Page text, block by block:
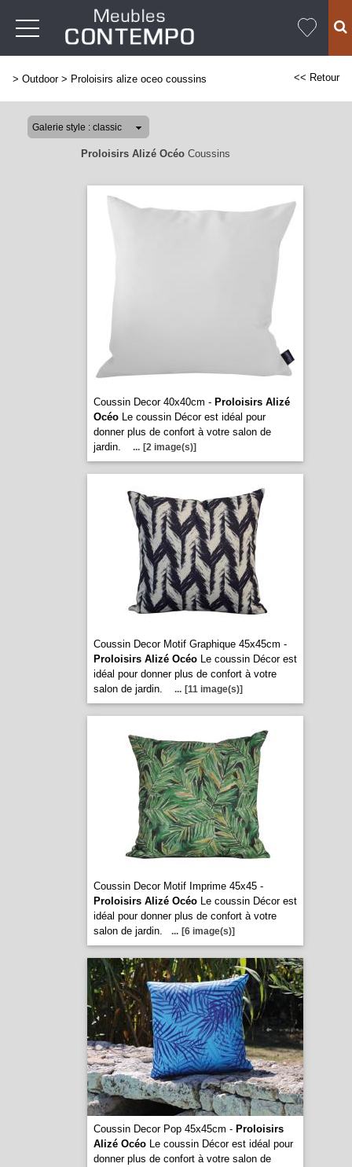
> Outdoor> Proloisirs alize oceo coussins << Retour
Proloisirs Alizé OcéoCoussins
Coussin Decor 40x40cm - Proloisirs Alizé
OcéoLe coussin Décor est idéal pour
donner plus de confort à votre salon de
jardin.
... [2 image(s)]
Coussin Decor Motif Graphique 45x45cm -
Proloisirs Alizé OcéoLe coussin Décor est
idéal pour donner plus de confort à votre
salon de jardin.
... [11 image(s)]
Coussin Decor Motif Imprime 45x45 -
Proloisirs Alizé OcéoLe coussin Décor est
idéal pour donner plus de confort à votre
salon de jardin.
... [6 image(s)]
Coussin Decor Pop 45x45cm - Proloisirs
Alizé OcéoLe coussin Décor est idéal pour
donner plus de confort à votre salon de